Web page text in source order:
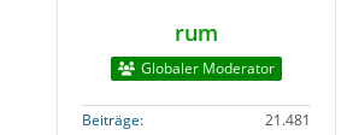
rum
Globaler Moderator
Beiträge
21.481